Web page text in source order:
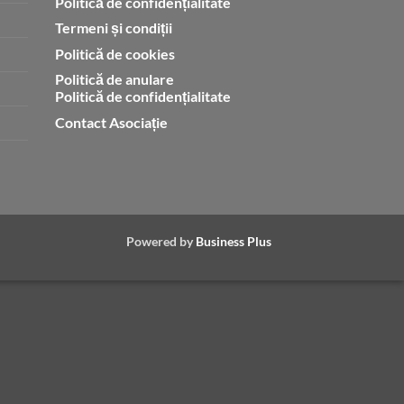
Termeni și condiții
Politică de cookies
Politică de anulare
Politică de confidențialitate
Contact Asociație
Powered by Business Plus